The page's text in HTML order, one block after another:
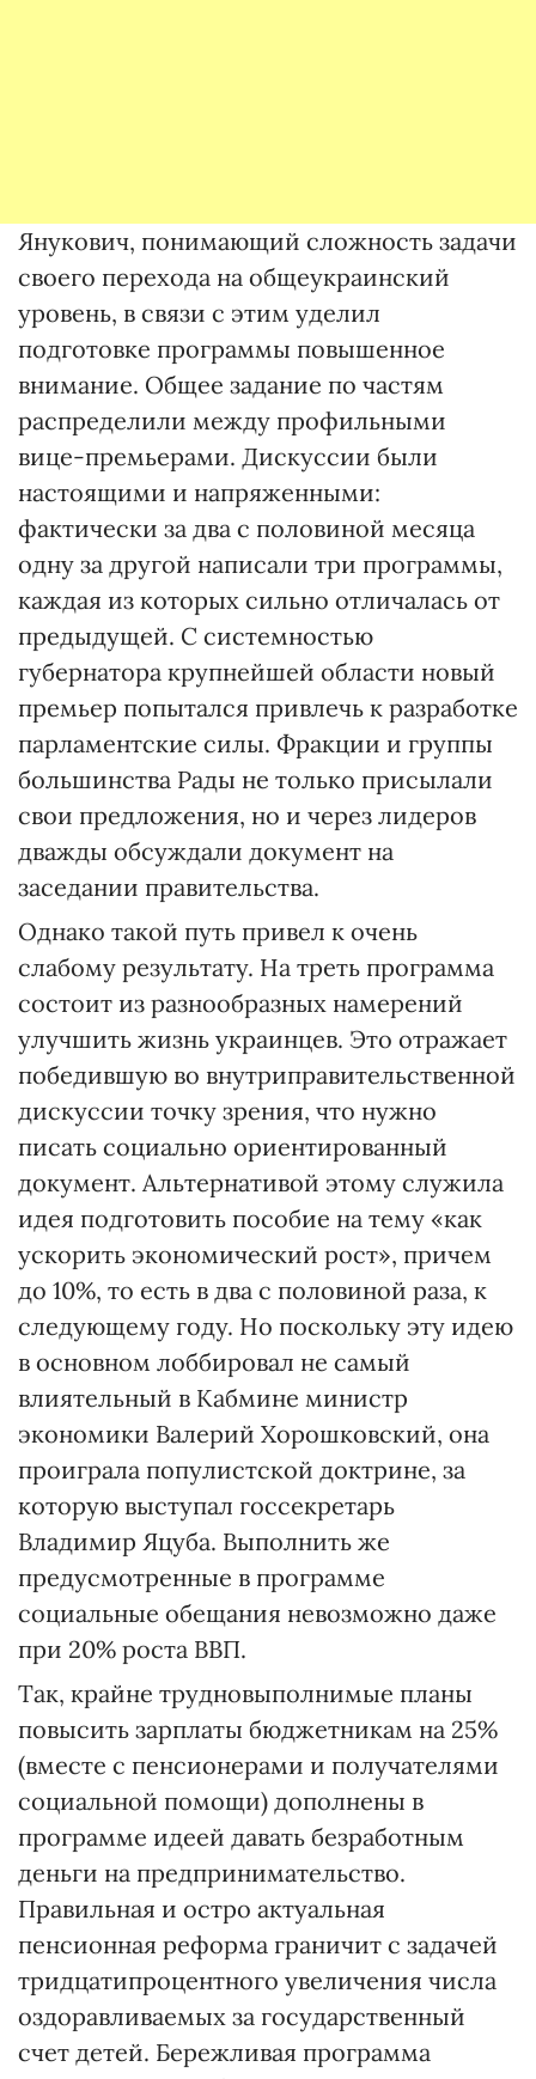
Янукович, понимающий сложность задачи
своего перехода на общеукраинский
уровень, в связи с этим уделил
подготовке программы повышенное
внимание. Общее задание по частям
распределили между профильными
вице-премьерами. Дискуссии были
настоящими и напряженными:
фактически за два с половиной месяца
одну за другой написали три программы,
каждая из которых сильно отличалась от
предыдущей. С системностью
губернатора крупнейшей области новый
премьер попытался привлечь к разработке
парламентские силы. Фракции и группы
большинства Рады не только присылали
свои предложения, но и через лидеров
дважды обсуждали документ на
заседании правительства.
Однако такой путь привел к очень
слабому результату. На треть программа
состоит из разнообразных намерений
улучшить жизнь украинцев. Это отражает
победившую во внутриправительственной
дискуссии точку зрения, что нужно
писать социально ориентированный
документ. Альтернативой этому служила
идея подготовить пособие на тему «как
ускорить экономический рост», причем
до 10%, то есть в два с половиной раза, к
следующему году. Но поскольку эту идею
в основном лоббировал не самый
влиятельный в Кабмине министр
экономики Валерий Хорошковский, она
проиграла популистской доктрине, за
которую выступал госсекретарь
Владимир Яцуба. Выполнить же
предусмотренные в программе
социальные обещания невозможно даже
при 20% роста ВВП.
Так, крайне трудновыполнимые планы
повысить зарплаты бюджетникам на 25%
(вместе с пенсионерами и получателями
социальной помощи) дополнены в
программе идеей давать безработным
деньги на предпринимательство.
Правильная и остро актуальная
пенсионная реформа граничит с задачей
тридцатипроцентного увеличения числа
оздоравливаемых за государственный
счет детей. Бережливая программа